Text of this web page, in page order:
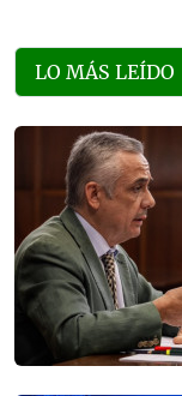
LO MÁS LEÍDO